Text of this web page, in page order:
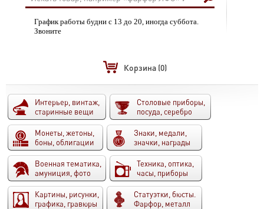
График работы будни с 13 до 20, иногда суббота.
Звоните
Корзина (0)
Интерьер, винтаж,
старинные вещи
Столовые приборы,
посуда, серебро
Монеты, жетоны,
боны, облигации
Знаки, медали,
значки, награды
Военная тематика,
амуниция, фото
Техника, оптика,
часы, приборы
Картины, рисунки,
графика, гравюры
Статуэтки, бюсты.
Фарфор, металл